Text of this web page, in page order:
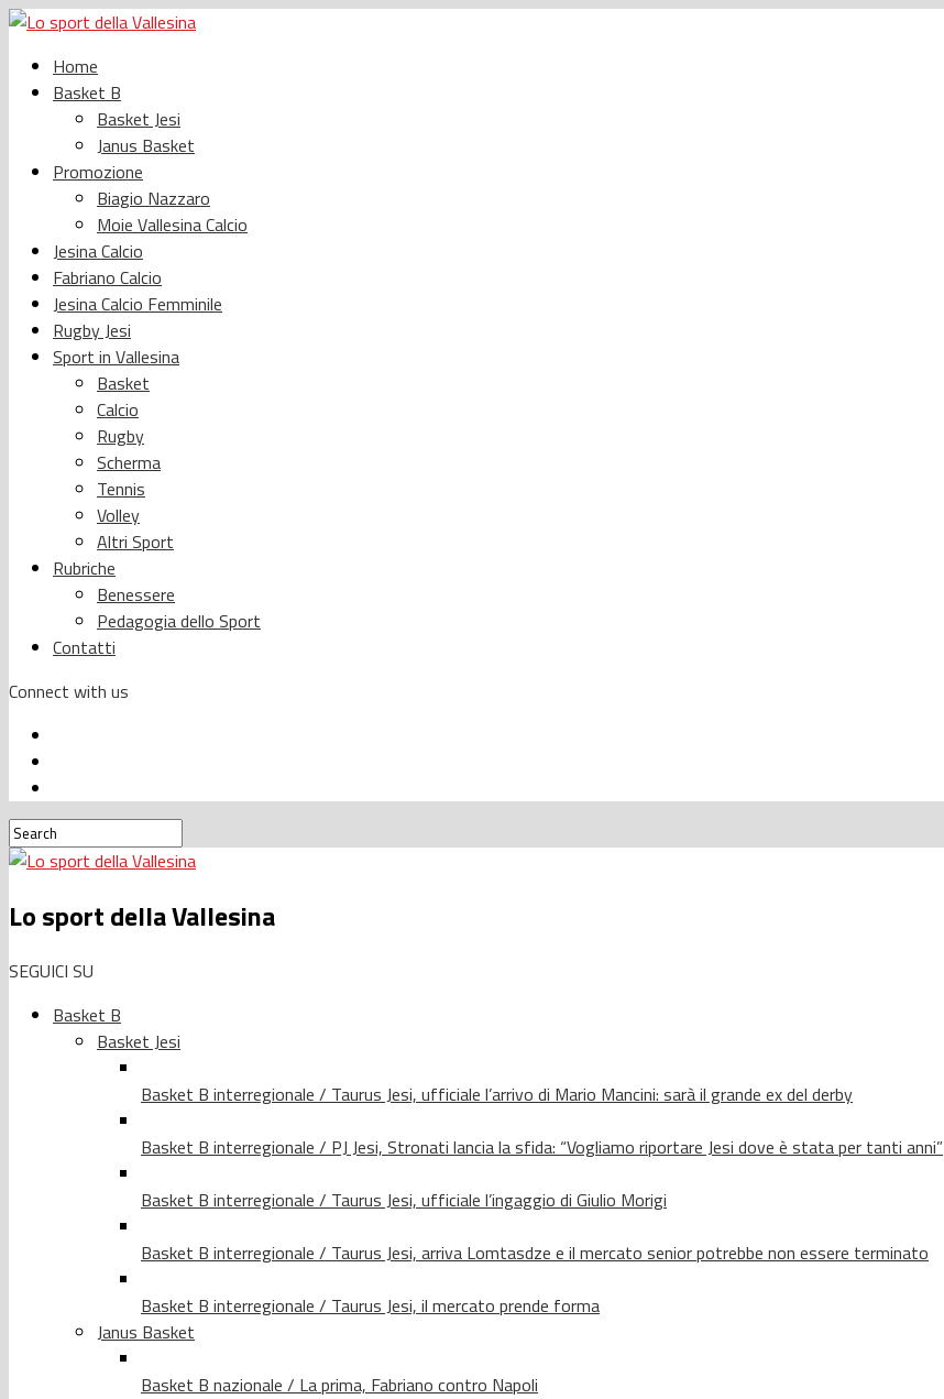
Home
Basket B
Basket Jesi
Janus Basket
Promozione
Biagio Nazzaro
Moie Vallesina Calcio
Jesina Calcio
Fabriano Calcio
Jesina Calcio Femminile
Rugby Jesi
Sport in Vallesina
Basket
Calcio
Rugby
Scherma
Tennis
Volley
Altri Sport
Rubriche
Benessere
Pedagogia dello Sport
Contatti
Connect with us
Lo sport della Vallesina
SEGUICI SU
Basket B
Basket Jesi
Basket B interregionale / Taurus Jesi, ufficiale l’arrivo di Mario Mancini: sarà il grande ex del derby
Basket B interregionale / PJ Jesi, Stronati lancia la sfida: “Vogliamo riportare Jesi dove è stata per tanti anni”
Basket B interregionale / Taurus Jesi, ufficiale l’ingaggio di Giulio Morigi
Basket B interregionale / Taurus Jesi, arriva Lomtasdze e il mercato senior potrebbe non essere terminato
Basket B interregionale / Taurus Jesi, il mercato prende forma
Janus Basket
Basket B nazionale / La prima, Fabriano contro Napoli